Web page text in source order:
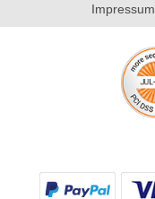
Impressum